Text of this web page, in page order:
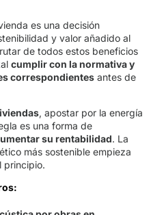
es una decisión
y valor añadido al
de todos estos beneficios
cumplir con la normativa y
correspondientes antes de
, apostar por la energía
es una forma de
su rentabilidad. La
más sostenible empieza
principio.